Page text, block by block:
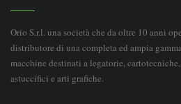
Orio S.r.l. una società che da oltre 10 anni
distributore di una completa ed ampia
macchine destinati a legatorie,
astuccifici e arti grafiche.